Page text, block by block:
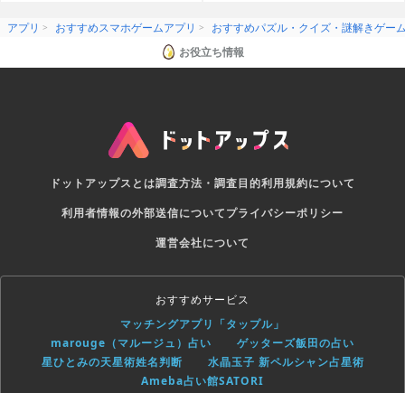
アプリ おすすめスマホゲームアプリ
おすすめパズル・クイズ・謎解きゲー
お役立ち情報
ドットアップスとは調査方法・調査目的利用規約について
利用者情報の外部送信についてプライバシーポリシー
運営会社について
おすすめサービス
マッチングアプリ「タップル」
marouge（マルージュ）占い
ゲッターズ飯田の占い
星ひとみの天星術姓名判断
水晶玉子 新ペルシャン占星術
Ameba占い館SATORI